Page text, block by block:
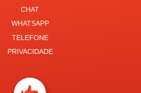
CHAT
WHATSAPP
TELEFONE
PRIVACIDADE